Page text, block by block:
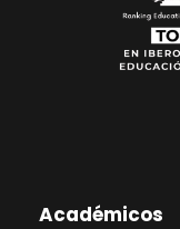
Académicos